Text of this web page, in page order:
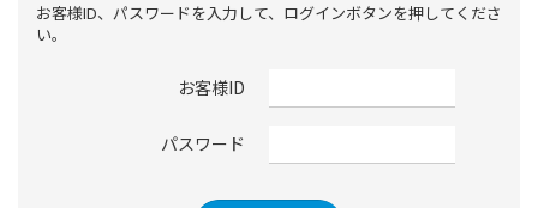
お客様ID、パスワードを入力して、ログインボタンを押してくださ
い。
お客様ID
パスワード